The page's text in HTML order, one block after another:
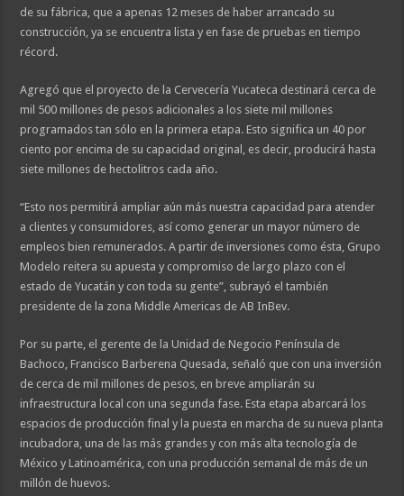
de su fábrica, que a apenas 12 meses de haber arrancado su
construcción, ya se encuentra lista y en fase de pruebas en tiempo
récord.
Agregó que el proyecto de la Cervecería Yucateca destinará cerca de
mil 500 millones de pesos adicionales a los siete mil millones
programados tan sólo en la primera etapa. Esto significa un 40 por
ciento por encima de su capacidad original, es decir, producirá hasta
siete millones de hectolitros cada año.
“Esto nos permitirá ampliar aún más nuestra capacidad para atender
a clientes y consumidores, así como generar un mayor número de
empleos bien remunerados. A partir de inversiones como ésta, Grupo
Modelo reitera su apuesta y compromiso de largo plazo con el
estado de Yucatán y con toda su gente”, subrayó el también
presidente de la zona Middle Americas de AB InBev.
Por su parte, el gerente de la Unidad de Negocio Península de
Bachoco, Francisco Barberena Quesada, señaló que con una inversión
de cerca de mil millones de pesos, en breve ampliarán su
infraestructura local con una segunda fase. Esta etapa abarcará los
espacios de producción final y la puesta en marcha de su nueva planta
incubadora, una de las más grandes y con más alta tecnología de
México y Latinoamérica, con una producción semanal de más de un
millón de huevos.